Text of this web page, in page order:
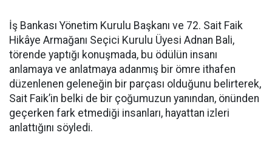
İş Bankası Yönetim Kurulu Başkanı ve 72. Sait Faik
Hikâye Armağanı Seçici Kurulu Üyesi Adnan Bali,
törende yaptığı konuşmada, bu ödülün insanı
anlamaya ve anlatmaya adanmış bir ömre ithafen
düzenlenen geleneğin bir parçası olduğunu belirterek,
Sait Faik’in belki de bir çoğumuzun yanından, önünden
geçerken fark etmediği insanları, hayattan izleri
anlattığını söyledi.